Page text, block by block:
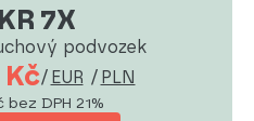
ZEEKR 7X
podvozek
Kč/ EUR / PLN
bez DPH 21%